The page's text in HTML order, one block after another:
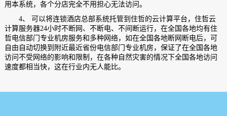
用本系统，各个分店完全不用担心无法访问。
4、 可以将连锁酒店总部系统托管到住哲的云计算平台，住哲云
计算服务器24小时不断网、不断电、不间断运行，在全国各地均有住
哲电信部门专业机房服务和多种网络，如在全国各地断网断电后，可
自由自动切换到附近最近省份电信部门专业机房，保证了在全国各地
访问不受网络的影响和限制，在各种自然灾害的情况下全国各地访问
速度都相当快，这在行业内无人能比。